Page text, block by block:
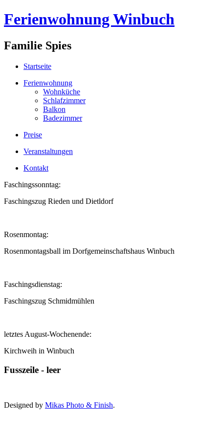
Ferienwohnung Winbuch
Familie Spies
Startseite
Ferienwohnung
Wohnküche
Schlafzimmer
Balkon
Badezimmer
Preise
Veranstaltungen
Kontakt
Faschingssonntag:
Faschingszug Rieden und Dietldorf
Rosenmontag:
Rosenmontagsball im Dorfgemeinschaftshaus Winbuch
Faschingsdienstag:
Faschingszug Schmidmühlen
letztes August-Wochenende:
Kirchweih in Winbuch
Fusszeile - leer
Designed by Mikas Photo & Finish.